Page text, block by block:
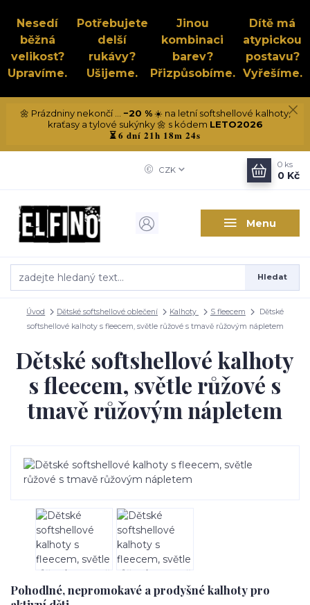
Nesedí
běžná
velikost?
Upravíme.
Potřebujete
delší
rukávy?
Ušijeme.
Jinou
kombinaci
barev?
Přizpůsobíme.
Dítě má
atypickou
postavu?
Vyřešíme.
🌼 Prázdniny nekončí ... −20 %☀️ na letní softshellové kalhoty,
kraťasy a tylové sukýnky 🌼 s kódem LETO2026
⏳6 dní 21h 18m 23s
Menu
CZK
Hledat
0 ks
0 Kč
Úvod Dětské softshellové oblečení Kalhoty S fleecem
Dětské
softshellové kalhoty s fleecem, světle růžové s tmavě růžovým nápletem
Dětské softshellové kalhoty
s fleecem, světle růžové s
tmavě růžovým nápletem
Pohodlné, nepromokavé a prodyšné kalhoty pro